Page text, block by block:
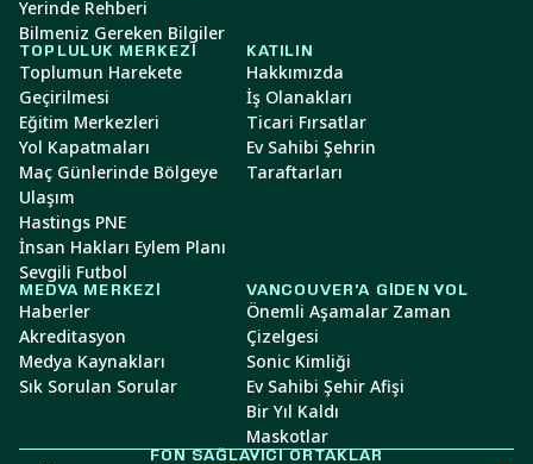
Yerinde Rehberi
Bilmeniz Gereken Bilgiler
TOPLULUK MERKEZI
Toplumun Harekete
Geçirilmesi
Eğitim Merkezleri
Yol Kapatmaları
Maç Günlerinde Bölgeye
Ulaşım
Hastings PNE
İnsan Hakları Eylem Planı
Sevgili Futbol
KATILIN
Hakkımızda
İş Olanakları
Ticari Fırsatlar
Ev Sahibi Şehrin
Taraftarları
MEDYA MERKEZI
Haberler
Akreditasyon
Medya Kaynakları
Sık Sorulan Sorular
VANCOUVER'A GIDEN YOL
Önemli Aşamalar Zaman
Çizelgesi
Sonic Kimliği
Ev Sahibi Şehir Afişi
Bir Yıl Kaldı
Maskotlar
FON SAĞLAYICI ORTAKLAR